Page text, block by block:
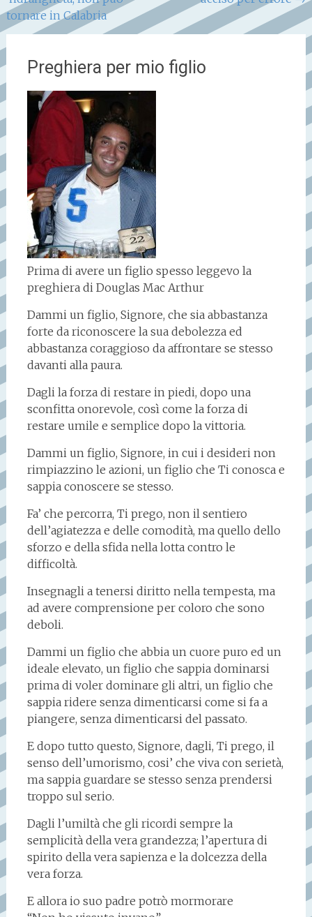
articoli
tornare in Calabria
Preghiera per mio figlio
Prima di avere un figlio spesso leggevo la
preghiera di Douglas Mac Arthur
Dammi un figlio, Signore, che sia abbastanza
forte da riconoscere la sua debolezza ed
abbastanza coraggioso da affrontare se stesso
davanti alla paura.
Dagli la forza di restare in piedi, dopo una
sconfitta onorevole, così come la forza di
restare umile e semplice dopo la vittoria.
Dammi un figlio, Signore, in cui i desideri non
rimpiazzino le azioni, un figlio che Ti conosca e
sappia conoscere se stesso.
Fa’ che percorra, Ti prego, non il sentiero
dell’agiatezza e delle comodità, ma quello dello
sforzo e della sfida nella lotta contro le
difficoltà.
Insegnagli a tenersi diritto nella tempesta, ma
ad avere comprensione per coloro che sono
deboli.
Dammi un figlio che abbia un cuore puro ed un
ideale elevato, un figlio che sappia dominarsi
prima di voler dominare gli altri, un figlio che
sappia ridere senza dimenticarsi come si fa a
piangere, senza dimenticarsi del passato.
E dopo tutto questo, Signore, dagli, Ti prego, il
senso dell’umorismo, cosi’ che viva con serietà,
ma sappia guardare se stesso senza prendersi
troppo sul serio.
Dagli l’umiltà che gli ricordi sempre la
semplicità della vera grandezza; l’apertura di
spirito della vera sapienza e la dolcezza della
vera forza.
E allora io suo padre potrò mormorare